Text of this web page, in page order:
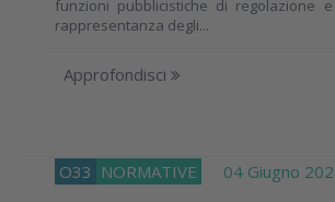
funzioni pubblicistiche di regolazione
rappresentanza degli...
Approfondisci
O33 NORMATIVE 04 Giugno